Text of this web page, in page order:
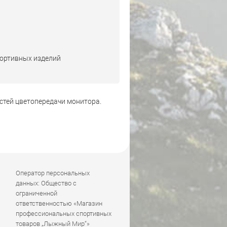
изделий
цветопередачи монитора.
Оператор персональных
данных: Общество с
ограниченной
ответственностью «Магазин
профессиональных спортивных
товаров „Лыжный Мир“»